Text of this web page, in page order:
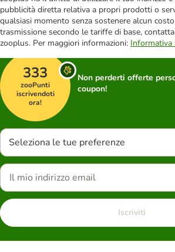
pubblicità diretta relativa a propri prodotti o
qualsiasi momento senza sostenere alcun
trasmissione secondo le tariffe di base,
zooplus. Per maggiori informazioni: Informativa
333
zooPunti
iscrivendoti
ora!
Non perderti offerte
coupon!
Seleziona le tue preferenze
Iscriviti